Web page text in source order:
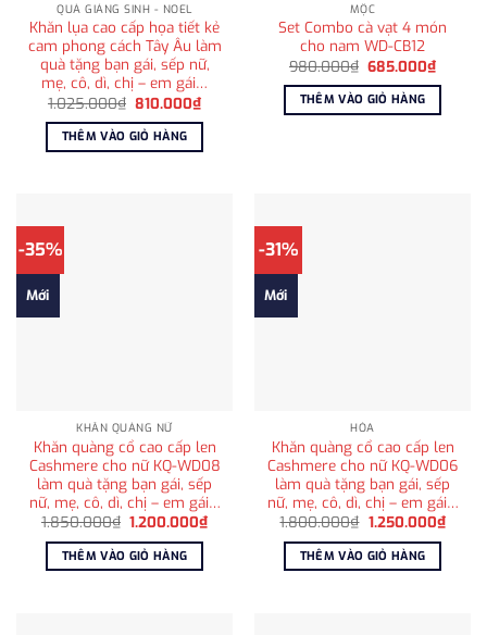
QUÀ GIÁNG SINH - NOEL
Khăn lụa cao cấp họa tiết kẻ
cam phong cách Tây Âu làm
quà tặng bạn gái, sếp nữ,
mẹ, cô, dì, chị – em gái…
1.025.000₫ Giá
là:
1.025.000₫.
810.000₫Giá
hiện
tại
810.000₫.
THÊM VÀO GIỎ HÀNG
MỘC
Set Combo cà vạt 4 món
cho nam WD-CB12
980.000₫ Giá
là:
980.000₫.
685.000₫Giá
hiện
tại
THÊM VÀO GIỎ HÀNG
-35%
Mới
KHĂN QUÀNG NỮ
Khăn quàng cổ cao cấp len
Cashmere cho nữ KQ-WD08
làm quà tặng bạn gái, sếp
nữ, mẹ, cô, dì, chị – em gái…
1.850.000₫ Giá
là:
1.850.000₫.
1.200.000₫Giá
THÊM VÀO GIỎ HÀNG
-31%
Mới
HỎA
Khăn quàng cổ cao cấp len
Cashmere cho nữ KQ-WD06
làm quà tặng bạn gái, sếp
nữ, mẹ, cô, dì, chị – em gái…
1.800.000₫ Giá
là:
1.800.000₫.
1.250.000₫Giá
THÊM VÀO GIỎ HÀNG